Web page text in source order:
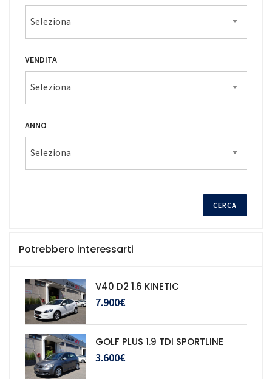
Seleziona
VENDITA
Seleziona
ANNO
Seleziona
Potrebbero interessarti
V40 D2 1.6 KINETIC
7.900€
GOLF PLUS 1.9 TDI SPORTLINE
3.600€